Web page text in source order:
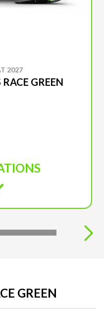
2027
GREEN
GREEN